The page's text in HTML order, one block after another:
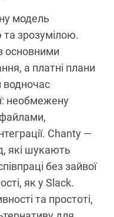
модель
та зрозумілою.
основними
а платні плани
необмежену
файлами,
Chanty —
які шукають
без зайвої
як у Slack.
та простоті,